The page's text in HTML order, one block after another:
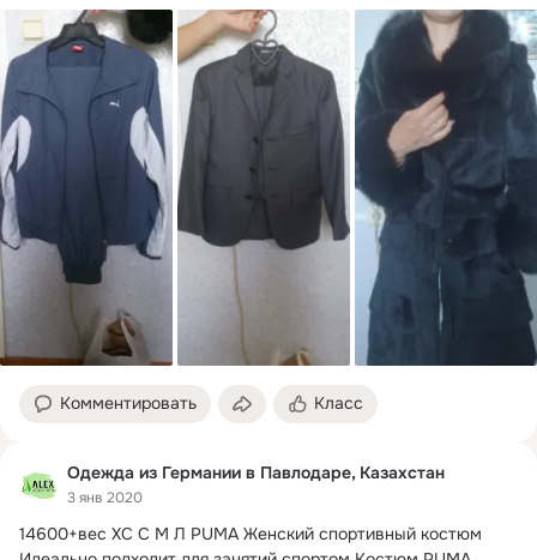
Комментировать Класс
Одежда из Германии в Павлодаре, Казахстан
3 янв 2020
14600+вес ХС С М Л PUMA Женский спортивный костюм